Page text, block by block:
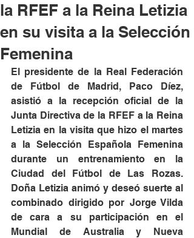
la RFEF a la Reina Letizia
en su visita a la Selección
Femenina
El presidente de la Real Federación
de Fútbol de Madrid, Paco Díez,
asistió a la recepción oficial de la
Junta Directiva de la RFEF a la Reina
Letizia en la visita que hizo el martes
a la Selección Española Femenina
durante un entrenamiento en la
Ciudad del Fútbol de Las Rozas.
Doña Letizia animó y deseó suerte al
combinado dirigido por Jorge Vilda
de cara a su participación en el
Mundial de Australia y Nueva